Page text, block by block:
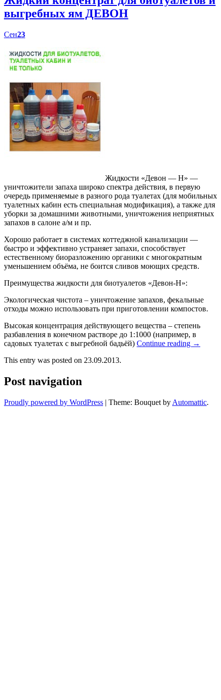
выгребных ям ДЕВОН
Сен23
Жидкости «Девон — Н» —
уничтожители запаха широко спектра действия, в первую
очередь применяемые в разного рода туалетах (для мобильных
туалетных кабин есть специальная модификация), а также для
уборки за домашними животными, уничтожения неприятных
запахов в салоне а/м и пр.
Хорошо работает в системах коттеджной канализации —
быстро и эффективно устраняет запахи, способствует
естественному биоразложению органики с многократным
уменьшением объёма, не боится сливов моющих средств.
Преимущества жидкости для биотуалетов «Девон-Н»:
Экологическая чистота – уничтожение запахов, фекальные
отходы можно использовать при приготовлении компостов.
Высокая концентрация действующего вещества – степень
разбавления в конечном растворе до 1:1000 (например, в
садовых туалетах с выгребной бадьёй) Continue reading →
This entry was posted on 23.09.2013.
Post navigation
Proudly powered by WordPress | Theme: Bouquet by Automattic.